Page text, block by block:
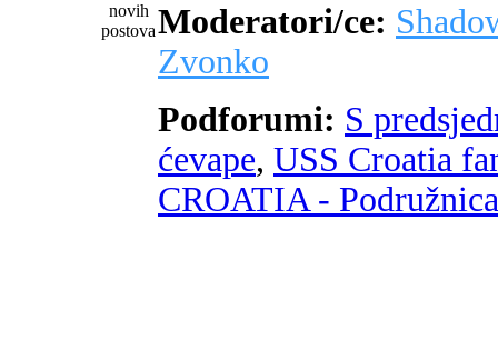
Moderatori/ce:
Zvonko
Podforumi: S
ćevape, USS Croatia
CROATIA -